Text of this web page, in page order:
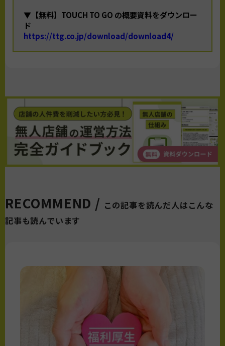
▼【無料】TOUCH TO GO の概要資料をダウンロー
ド
https://ttg.co.jp/download/download4/
RECOMMEND / この記事を読んだ人はこんな
記事も読んでいます